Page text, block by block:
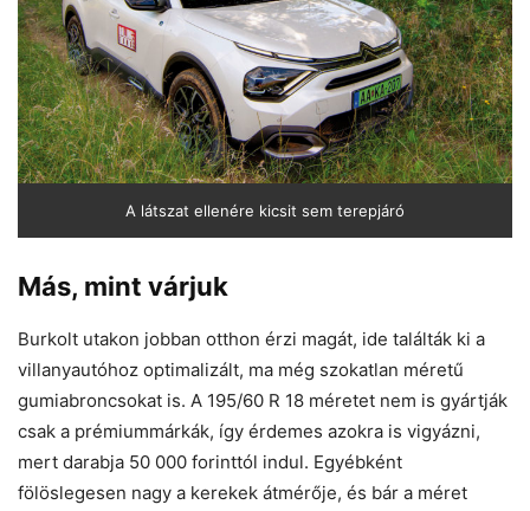
A látszat ellenére kicsit sem terepjáró
Más, mint várjuk
Burkolt utakon jobban otthon érzi magát, ide találták ki a
villanyautóhoz optimalizált, ma még szokatlan méretű
gumiabroncsokat is. A 195/60 R 18 méretet nem is gyártják
csak a prémiummárkák, így érdemes azokra is vigyázni,
mert darabja 50 000 forinttól indul. Egyébként
fölöslegesen nagy a kerekek átmérője, és bár a méret